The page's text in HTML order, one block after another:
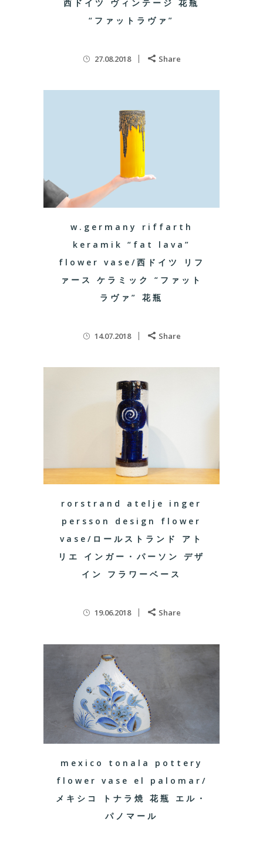
西ドイツ ヴィンテージ 花瓶
“ファットラヴァ”
27.08.2018 Share
w.germany riffarth
keramik “fat lava”
flower vase/西ドイツ リフ
ァース ケラミック “ファット
ラヴァ” 花瓶
14.07.2018 Share
rorstrand atelje inger
persson design flower
vase/ロールストランド アト
リエ インガー・パーソン デザ
イン フラワーベース
19.06.2018 Share
mexico tonala pottery
flower vase el palomar/
メキシコ トナラ焼 花瓶 エル・
パノマール